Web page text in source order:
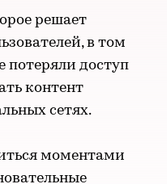
решает
в том
потеряли доступ
контент
сетях.
моментами